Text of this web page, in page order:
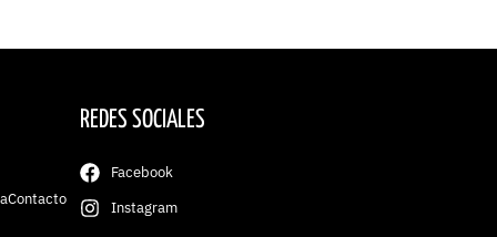
Contacto
REDES SOCIALES
Facebook
Instagram